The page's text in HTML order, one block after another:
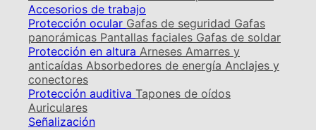
Accesorios de trabajo
Protección ocular Gafas de seguridad Gafas
panorámicas Pantallas faciales Gafas de soldar
Protección en altura Arneses Amarres y
anticaídas Absorbedores de energía Anclajes y
conectores
Protección auditiva Tapones de oídos
Auriculares
Señalización